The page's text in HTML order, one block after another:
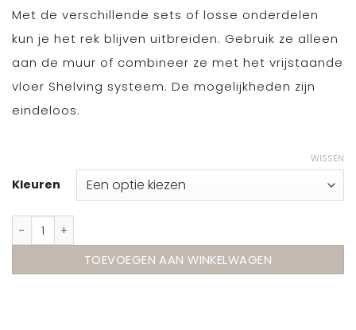
Met de verschillende sets of losse onderdelen
kun je het rek blijven uitbreiden. Gebruik ze alleen
aan de muur of combineer ze met het vrijstaande
vloer Shelving systeem. De mogelijkheden zijn
eindeloos.
Kleuren
WISSEN
Magazine Shelving – ms.115.1 van Moebe aantal
TOEVOEGEN AAN WINKELWAGEN